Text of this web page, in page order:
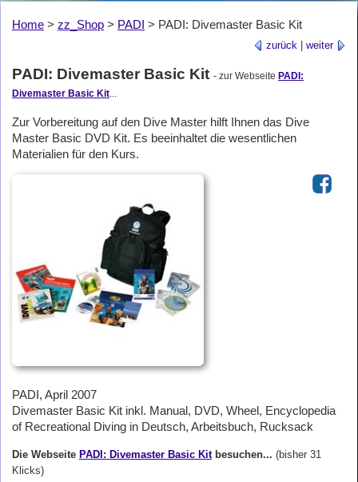
Home > zz_Shop > PADI > PADI: Divemaster Basic Kit
zurück | weiter
PADI: Divemaster Basic Kit - zur Webseite PADI:
Divemaster Basic Kit...
Zur Vorbereitung auf den Dive Master hilft Ihnen das Dive
Master Basic DVD Kit. Es beeinhaltet die wesentlichen
Materialien für den Kurs.
PADI, April 2007
Divemaster Basic Kit inkl. Manual, DVD, Wheel, Encyclopedia
of Recreational Diving in Deutsch, Arbeitsbuch, Rucksack
Die Webseite PADI: Divemaster Basic Kitbesuchen... (bisher 31
Klicks)